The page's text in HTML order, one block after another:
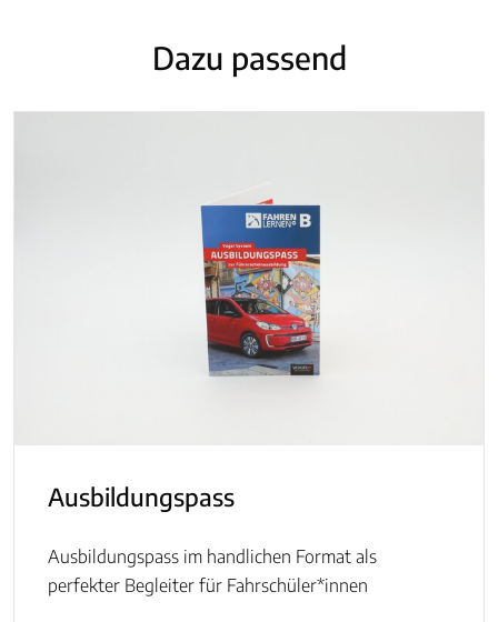
Dazu passend
Ausbildungspass
Ausbildungspass im handlichen Format als
perfekter Begleiter für Fahrschüler*innen